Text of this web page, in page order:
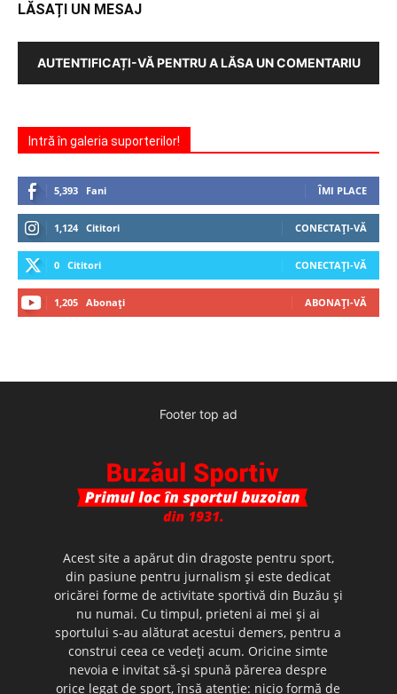
LĂSAȚI UN MESAJ
AUTENTIFICAȚI-VĂ PENTRU A LĂSA UN COMENTARIU
Intră în galeria suporterilor!
5,393 Fani ÎMI PLACE
1,124 Cititori CONECTAȚI-VĂ
0 Cititori CONECTAȚI-VĂ
1,205 Abonați ABONAȚI-VĂ
Footer top ad
Acest site a apărut din dragoste pentru sport,
din pasiune pentru jurnalism şi este dedicat
oricărei forme de activitate sportivă din Buzău şi
nu numai. Cu timpul, prieteni ai mei şi ai
sportului s-au alăturat acestui demers, pentru a
construi ceea ce vedeţi acum. Oricine simte
nevoia e invitat să-şi spună părerea despre
orice legat de sport, însă atenţie: nicio formă de